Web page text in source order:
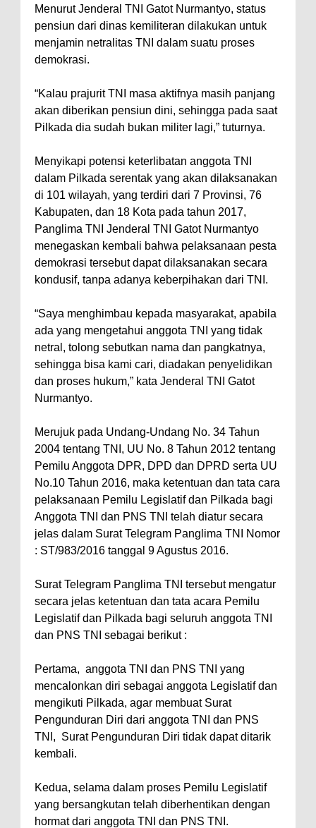
Menurut Jenderal TNI Gatot Nurmantyo, status
pensiun dari dinas kemiliteran dilakukan untuk
menjamin netralitas TNI dalam suatu proses
demokrasi.
“Kalau prajurit TNI masa aktifnya masih panjang
akan diberikan pensiun dini, sehingga pada saat
Pilkada dia sudah bukan militer lagi,” tuturnya.
Menyikapi potensi keterlibatan anggota TNI
dalam Pilkada serentak yang akan dilaksanakan
di 101 wilayah, yang terdiri dari 7 Provinsi, 76
Kabupaten, dan 18 Kota pada tahun 2017,
Panglima TNI Jenderal TNI Gatot Nurmantyo
menegaskan kembali bahwa pelaksanaan pesta
demokrasi tersebut dapat dilaksanakan secara
kondusif, tanpa adanya keberpihakan dari TNI.
“Saya menghimbau kepada masyarakat, apabila
ada yang mengetahui anggota TNI yang tidak
netral, tolong sebutkan nama dan pangkatnya,
sehingga bisa kami cari, diadakan penyelidikan
dan proses hukum,” kata Jenderal TNI Gatot
Nurmantyo.
Merujuk pada Undang-Undang No. 34 Tahun
2004 tentang TNI, UU No. 8 Tahun 2012 tentang
Pemilu Anggota DPR, DPD dan DPRD serta UU
No.10 Tahun 2016, maka ketentuan dan tata cara
pelaksanaan Pemilu Legislatif dan Pilkada bagi
Anggota TNI dan PNS TNI telah diatur secara
jelas dalam Surat Telegram Panglima TNI Nomor
: ST/983/2016 tanggal 9 Agustus 2016.
Surat Telegram Panglima TNI tersebut mengatur
secara jelas ketentuan dan tata acara Pemilu
Legislatif dan Pilkada bagi seluruh anggota TNI
dan PNS TNI sebagai berikut :
Pertama, anggota TNI dan PNS TNI yang
mencalonkan diri sebagai anggota Legislatif dan
mengikuti Pilkada, agar membuat Surat
Pengunduran Diri dari anggota TNI dan PNS
TNI, Surat Pengunduran Diri tidak dapat ditarik
kembali.
Kedua, selama dalam proses Pemilu Legislatif
yang bersangkutan telah diberhentikan dengan
hormat dari anggota TNI dan PNS TNI.